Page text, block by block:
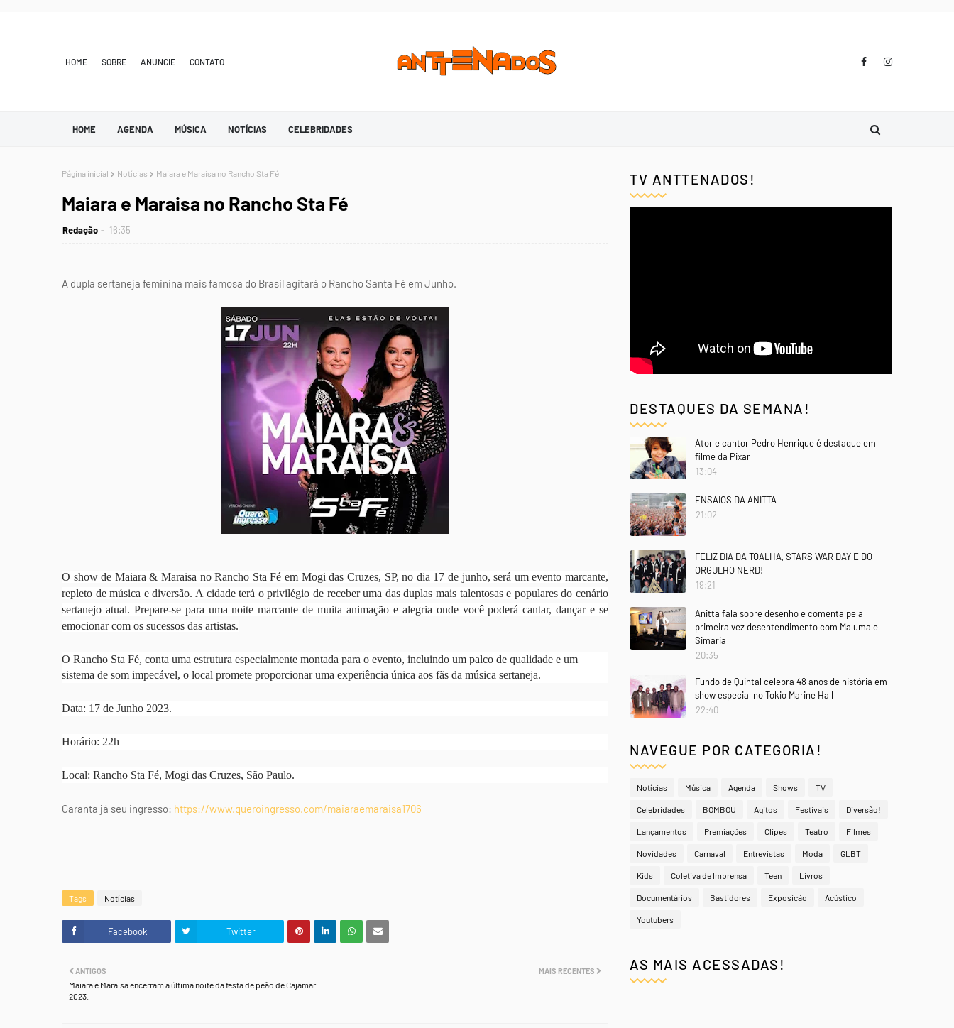
HOME SOBRE ANUNCIE CONTATO
HOME AGENDA MÚSICA NOTÍCIAS CELEBRIDADES
Página inicial Notícias Maiara e Maraisa no Rancho Sta Fé
Maiara e Maraisa no Rancho Sta Fé
Redação 16:35
A dupla sertaneja feminina mais famosa do Brasil agitará o Rancho Santa Fé em Junho.
O show de Maiara & Maraisa no Rancho Sta Fé em Mogi das Cruzes, SP, no dia 17 de junho, será um evento marcante,
repleto de música e diversão. A cidade terá o privilégio de receber uma das duplas mais talentosas e populares do cenário
sertanejo atual. Prepare-se para uma noite marcante de muita animação e alegria onde você poderá cantar, dançar e se
emocionar com os sucessos das artistas.
O Rancho Sta Fé, conta uma estrutura especialmente montada para o evento, incluindo um palco de qualidade e um
sistema de som impecável, o local promete proporcionar uma experiência única aos fãs da música sertaneja.
Data: 17 de Junho 2023.
Horário: 22h
Local: Rancho Sta Fé, Mogi das Cruzes, São Paulo.
Garanta já seu ingresso: https://www.queroingresso.com/maiaraemaraisa1706
Tags Notícias
Facebook Twitter
MAIS RECENTES
ANTIGOS
Maiara e Maraisa encerram a última noite da festa de peão de Cajamar
2023.
TV ANTTENADOS!
DESTAQUES DA SEMANA!
Ator e cantor Pedro Henrique é destaque em
filme da Pixar
13:04
ENSAIOS DA ANITTA
21:02
FELIZ DIA DA TOALHA, STARS WAR DAY E DO
ORGULHO NERD!
19:21
Anitta fala sobre desenho e comenta pela
primeira vez desentendimento com Maluma e
Simaria
20:35
Fundo de Quintal celebra 48 anos de história em
show especial no Tokio Marine Hall
22:40
NAVEGUE POR CATEGORIA!
Notícias Música Agenda Shows TV
Celebridades BOMBOU Agitos Festivais Diversão!
Lançamentos Premiações Clipes Teatro Filmes
Novidades Carnaval Entrevistas Moda GLBT
Kids Coletiva de Imprensa Teen Livros
Documentários Bastidores Exposição Acústico
Youtubers
AS MAIS ACESSADAS!